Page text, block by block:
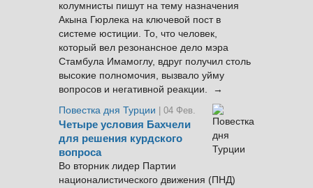
колумнисты пишут на тему назначения
Акына Гюрлека на ключевой пост в
системе юстиции. То, что человек,
который вел резонансное дело мэра
Стамбула Имамоглу, вдруг получил столь
высокие полномочия, вызвало уйму
вопросов и негативной реакции. →
Повестка дня Турции
| 04 Фев.
Четыре условия Бахчели
для решения курдского
вопроса
Во вторник лидер Партии
националистического движения (ПНД)